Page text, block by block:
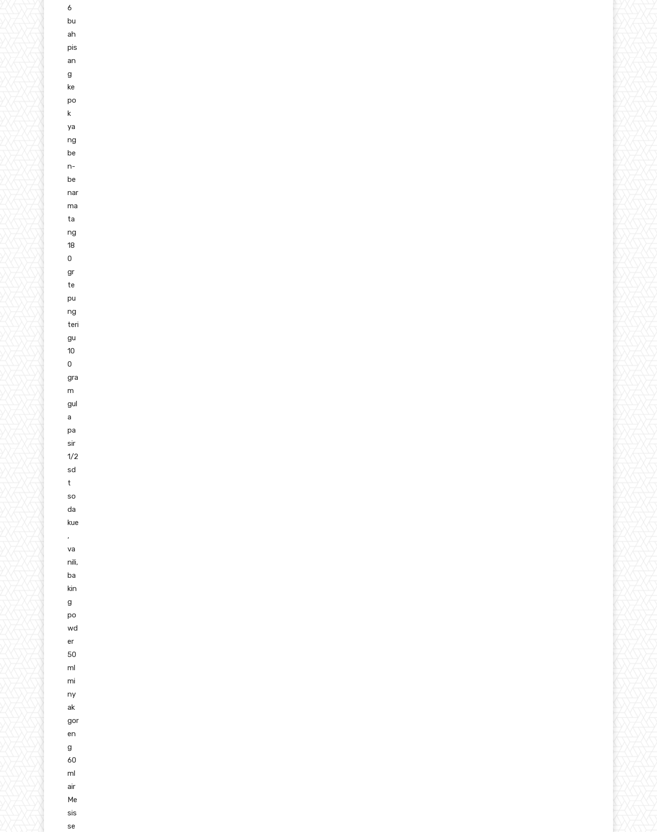
6
bu
ah
pis
an
g
ke
po
k
ya
ng
be
n-
be
nar
ma
ta
ng
18
0
gr
te
pu
ng
teri
gu
10
0
gra
m
gul
a
pa
sir
1/2
sd
t
so
da
kue
,
va
nili,
ba
kin
g
po
wd
er
50
ml
mi
ny
ak
gor
en
g
60
ml
air
Me
sis
se